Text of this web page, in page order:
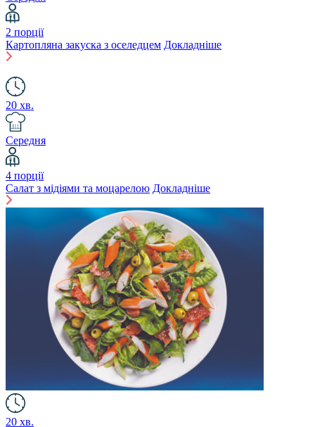
2 порції
Картопляна закуска з оселедцем Докладніше
20 хв.
Середня
4 порції
Салат з мідіями та моцарелою Докладніше
20 хв.